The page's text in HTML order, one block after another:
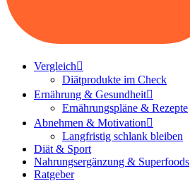
Vergleich
Diätprodukte im Check
Ernährung & Gesundheit
Ernährungspläne & Rezepte
Abnehmen & Motivation
Langfristig schlank bleiben
Diät & Sport
Nahrungsergänzung & Superfoods
Ratgeber